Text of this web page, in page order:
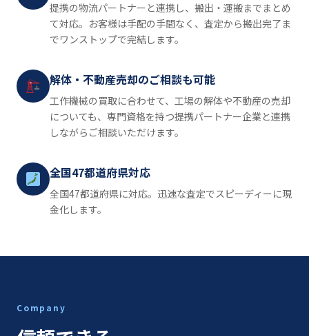
提携の物流パートナーと連携し、搬出・運搬までまとめ
て対応。お客様は手配の手間なく、査定から搬出完了ま
でワンストップで完結します。
解体・不動産売却のご相談も可能
工作機械の買取に合わせて、工場の解体や不動産の売却
についても、専門資格を持つ提携パートナー企業と連携
しながらご相談いただけます。
全国47都道府県対応
全国47都道府県に対応。迅速な査定でスピーディーに現
金化します。
Company